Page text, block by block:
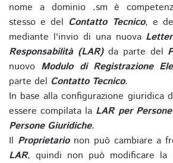
nome a dominio .sm è
stesso e del Contatto Tecnico, e
mediante l'invio di una nuova
Responsabilità (LAR)da parte del
nuovo Modulo di Registrazione
parte del Contatto Tecnico.
In base alla configurazione giuridica
essere compilata la LAR per
Persone Giuridiche.
Il Proprietarionon può cambiare a
LAR, quindi non può modificare la